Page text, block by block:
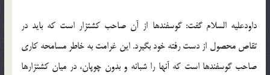
داودعلیه السلام گفت: گوسفندها از آن صاحب كشتزار است كه باید در
تقاص محصول از دست رفته خود بگیرد. این غرامت به خاطر مسامحه كاری
صاحب گوسفندها است كه آنها را شبانه و بدون چوپان، در میان كشتزارها